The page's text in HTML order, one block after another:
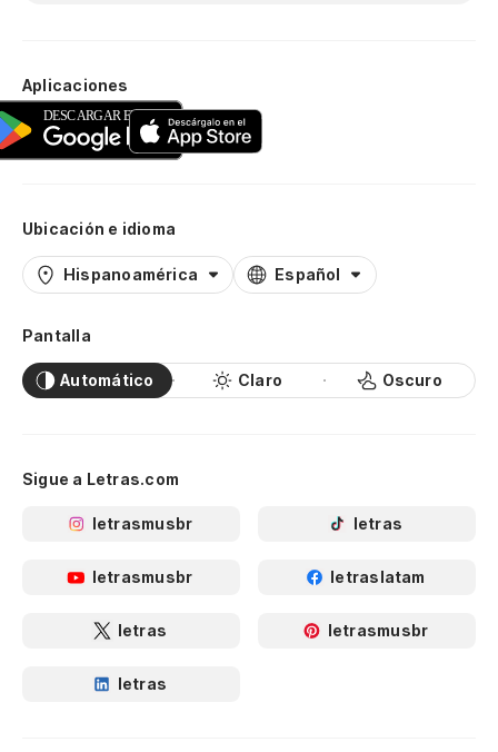
Aplicaciones
Ubicación e idioma
Hispanoamérica Español
Pantalla
Automático Claro Oscuro
Sigue a Letras.com
letrasmusbr letras
letrasmusbr letraslatam
letras letrasmusbr
letras